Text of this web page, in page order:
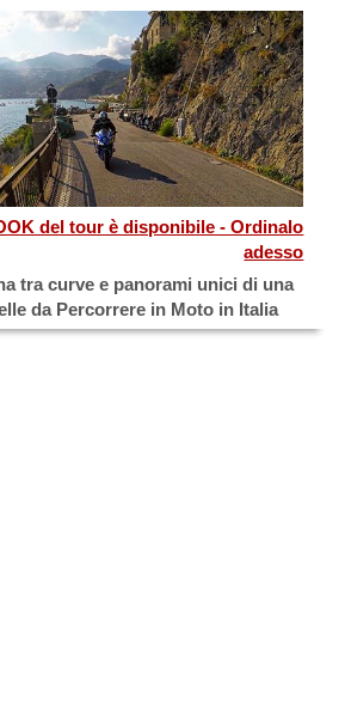
del tour è disponibile - Ordinalo
adesso
tra curve e panorami unici di una
da Percorrere in Moto in Italia